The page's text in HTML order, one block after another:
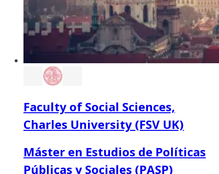
Faculty of Social Sciences,
Charles University (FSV UK)
Máster en Estudios de Políticas
Públicas y Sociales (PASP)